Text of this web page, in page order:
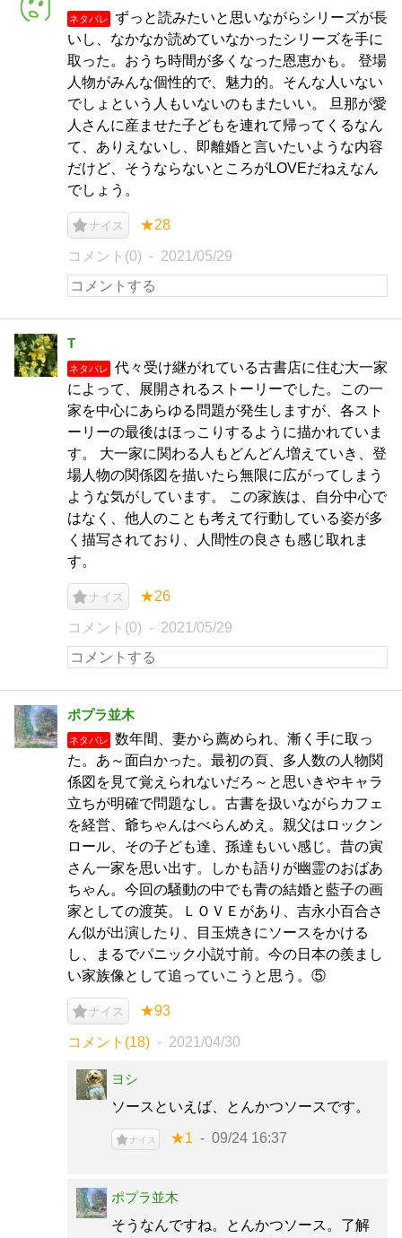
ネタバレ
ずっと読みたいと思いながらシリーズが長
いし、なかなか読めていなかったシリーズを手に
取った。おうち時間が多くなった恩恵かも。 登場
人物がみんな個性的で、魅力的。そんな人いない
でしょという人もいないのもまたいい。 旦那が愛
人さんに産ませた子どもを連れて帰ってくるなん
て、ありえないし、即離婚と言いたいような内容
だけど、そうならないところがLOVEだねえなん
でしょう。
ナイス ★28
コメント(0) 2021/05/29
T
ネタバレ
代々受け継がれている古書店に住む大一家
によって、展開されるストーリーでした。この一
家を中心にあらゆる問題が発生しますが、各スト
ーリーの最後はほっこりするように描かれていま
す。 大一家に関わる人もどんどん増えていき、登
場人物の関係図を描いたら無限に広がってしまう
ような気がしています。 この家族は、自分中心で
はなく、他人のことも考えて行動している姿が多
く描写されており、人間性の良さも感じ取れま
す。
ナイス ★26
コメント(0) 2021/05/29
ポプラ並木
ネタバレ
数年間、妻から薦められ、漸く手に取っ
た。あ～面白かった。最初の頁、多人数の人物関
係図を見て覚えられないだろ～と思いきやキャラ
立ちが明確で問題なし。古書を扱いながらカフェ
を経営、爺ちゃんはべらんめえ。親父はロックン
ロール、その子ども達、孫達もいい感じ。昔の寅
さん一家を思い出す。しかも語りが幽霊のおばあ
ちゃん。今回の騒動の中でも青の結婚と藍子の画
家としての渡英。ＬＯＶＥがあり、吉永小百合さ
ん似が出演したり、目玉焼きにソースをかける
し、まるでパニック小説寸前。今の日本の羨まし
い家族像として追っていこうと思う。⑤
ナイス ★93
コメント(18) 2021/04/30
ヨシ
ソースといえば、とんかつソースです。
ナイス ★1 09/24 16:37
ポプラ並木
そうなんですね。とんかつソース。了解